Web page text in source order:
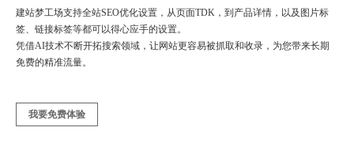
建站梦工场支持全站SEO优化设置，从页面TDK，到产品详情，以及图片标
签、链接标签等都可以得心应手的设置。
凭借AI技术不断开拓搜索领域，让网站更容易被抓取和收录，为您带来长期
免费的精准流量。
我要免费体验